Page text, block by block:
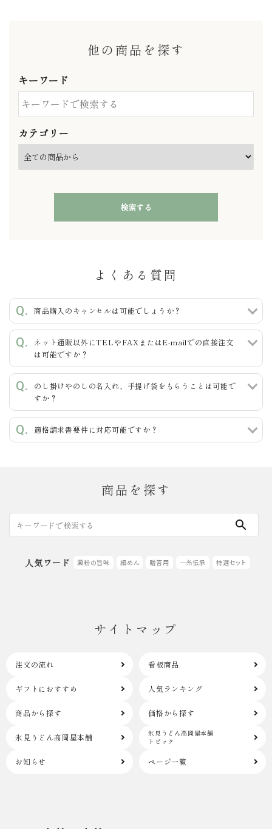
他の商品を探す
キーワード
カテゴリー
検索する
カテゴリー
よくある質問
商品購入のキャンセルは可能でしょうか？
ネット通販以外にTELやFAXまたはE-mailでの直接注文
は可能ですか？
のし掛けやのしの名入れ、手提げ袋をもらうことは可能で
すか？
適格請求書要件に対応可能ですか？
商品を探す
search
人気ワード 澱粉の旨味 細めん 贈答用 一糸伝承 特選セット
サイトマップ
注文の流れ 看板商品
ギフトにおすすめ 人気ランキング
商品から探す 価格から探す
氷見うどん高岡屋本舗
氷見うどん高岡屋本舗
トピック
お知らせ ページ一覧